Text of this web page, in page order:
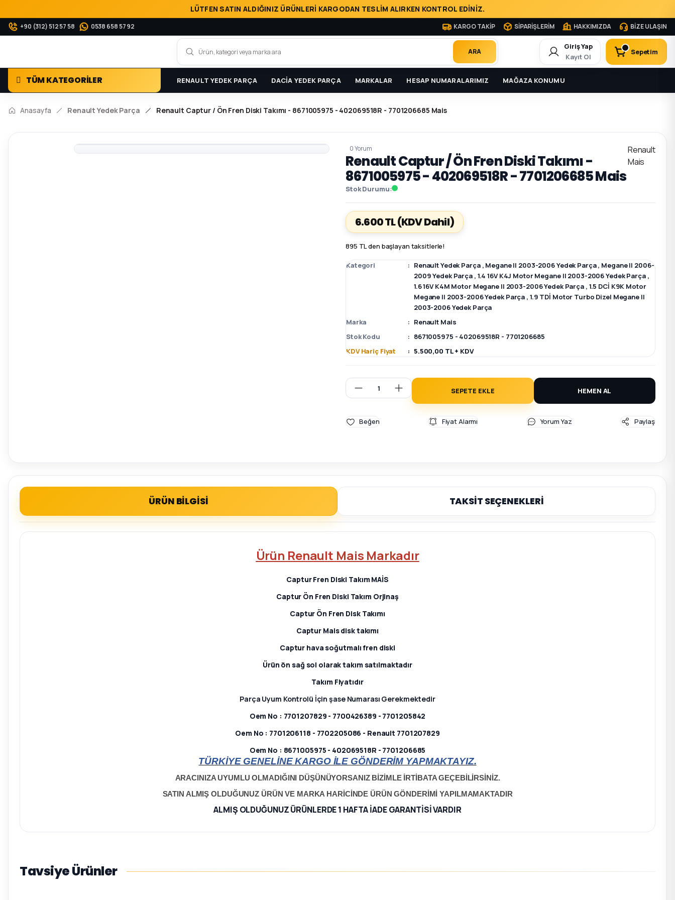
LÜTFEN SATIN ALDIĞINIZ ÜRÜNLERİ KARGODAN TESLİM ALIRKEN KONTROL EDİNİZ.
+90 (312) 512 57 58 0538 658 57 92 KARGO TAKİP SİPARİŞLERİM HAKKIMIZDA BİZE ULAŞIN
ARA
Giriş Yap
Kayıt Ol
Sepetim
TÜM KATEGORİLER RENAULT YEDEK PARÇA DACİA YEDEK PARÇA MARKALAR HESAP NUMARALARIMIZ MAĞAZA KONUMU
Anasayfa Renault Yedek Parça Renault Captur / Ön Fren Diski Takımı - 8671005975 - 402069518R - 7701206685 Mais
0 Yorum
Renault Captur / Ön Fren Diski Takımı -
8671005975 - 402069518R - 7701206685 Mais
Stok Durumu
Renault
Mais
6.600 TL(KDV Dahil)
895 TL den başlayan taksitlerle!
Kategori Renault Yedek Parça , Megane II 2003-2006 Yedek Parça, Megane II 2006-
2009 Yedek Parça , 1.4 16V K4J Motor Megane II 2003-2006 Yedek Parça ,
1.6 16V K4M Motor Megane II 2003-2006 Yedek Parça , 1.5 DCİ K9K Motor
Megane II 2003-2006 Yedek Parça , 1.9 TDİ Motor Turbo Dizel Megane II
2003-2006 Yedek Parça
Marka
Renault Mais
Stok Kodu
8671005975 - 402069518R - 7701206685
KDV Hariç Fiyat
5.500,00 TL + KDV
SEPETE EKLE HEMEN AL
Fiyat Alarmı Yorum Yaz Paylaş
ÜRÜN BİLGİSİ TAKSİT SEÇENEKLERİ
Ürün Renault Mais Markadır
CapturFren Diski Takım MAİS
Captur Ön Fren Diski Takım Orjinaş
Captur Ön Fren Disk Takımı
Captur Mais disk takımı
Captur hava soğutmalı fren diski
Ürün ön sağ sol olarak takım satılmaktadır
Takım Fiyatıdır
Parça Uyum Kontrolü İçin şase Numarası Gerekmektedir
Oem No : 7701207829 - 7700426389 - 7701205842
Oem No : 7701206118 - 7702205086 - Renault 7701207829
Oem No : 8671005975 - 402069518R - 7701206685
TÜRKİYE GENELİNE KARGO İLE GÖNDERİM YAPMAKTAYIZ.
ARACINIZA UYUMLU OLMADIĞINI DÜŞÜNÜYORSANIZ BİZİMLE İRTİBATA GEÇEBİLİRSİNİZ.
SATIN ALMIŞ OLDUĞUNUZ ÜRÜN VE MARKA HARİCİNDE ÜRÜN GÖNDERİMİ YAPILMAMAKTADIR
ALMIŞ OLDUĞUNUZ ÜRÜNLERDE 1 HAFTA İADE GARANTİSİ VARDIR
Tavsiye Ürünler